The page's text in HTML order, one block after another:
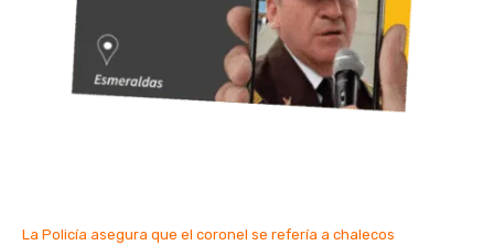
La Policía asegura que el coronel se refería a chalecos